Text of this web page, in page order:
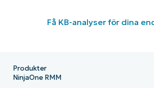
Få KB-analyser för dina
Produkter
NinjaOne RMM